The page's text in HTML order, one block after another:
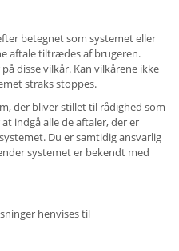
betegnet som systemet eller
aftale tiltrædes af brugeren.
disse vilkår. Kan vilkårene ikke
straks stoppes.
der bliver stillet til rådighed som
indgå alle de aftaler, der er
Du er samtidig ansvarlig
systemet er bekendt med
henvises til